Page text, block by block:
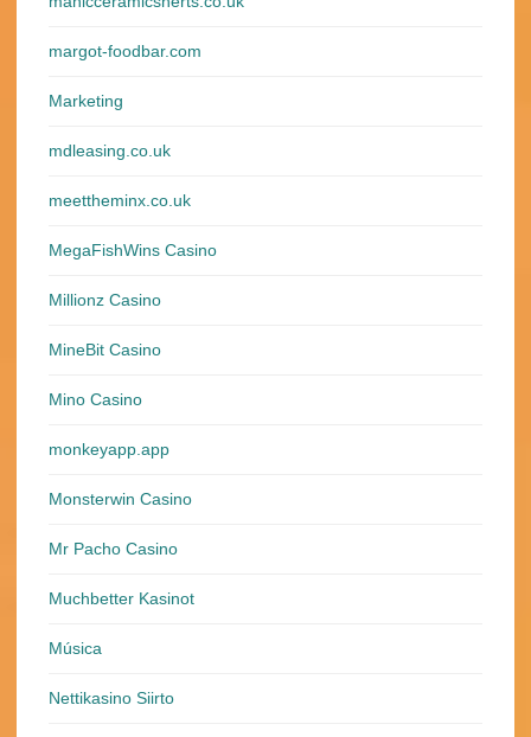
margot-foodbar.com
Marketing
mdleasing.co.uk
meettheminx.co.uk
MegaFishWins Casino
Millionz Casino
MineBit Casino
Mino Casino
monkeyapp.app
Monsterwin Casino
Mr Pacho Casino
Muchbetter Kasinot
Música
Nettikasino Siirto